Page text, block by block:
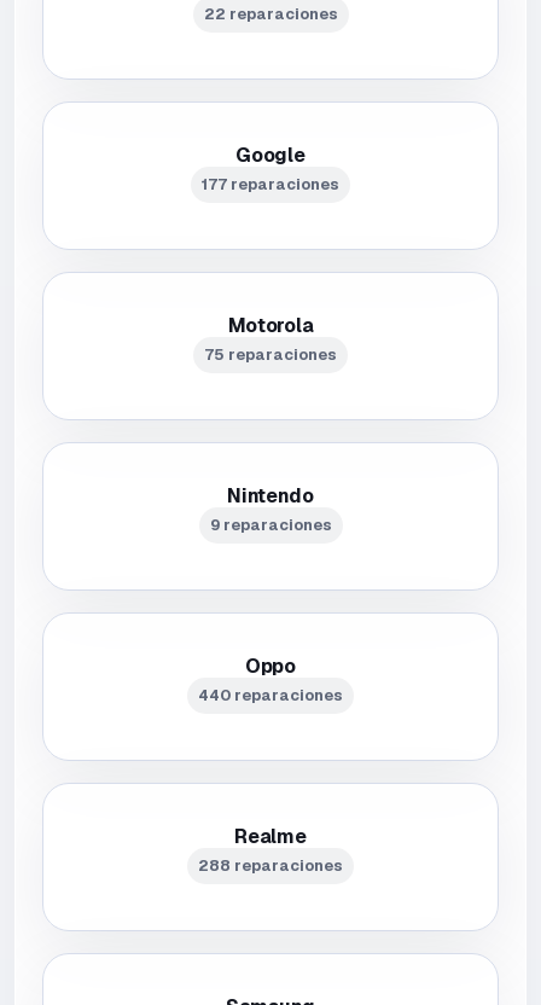
22 reparaciones
Google
177 reparaciones
Motorola
75 reparaciones
Nintendo
9 reparaciones
Oppo
440 reparaciones
Realme
288 reparaciones